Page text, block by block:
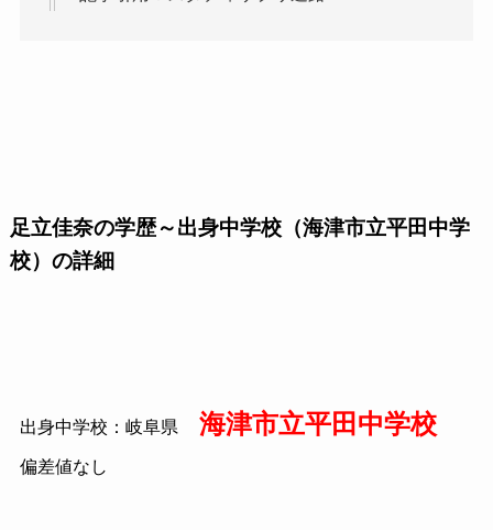
足立佳奈の学歴～出身中学校（海津市立平田中学
校）の詳細
出身中学校：岐阜県 海津市立平田中学校
偏差値なし